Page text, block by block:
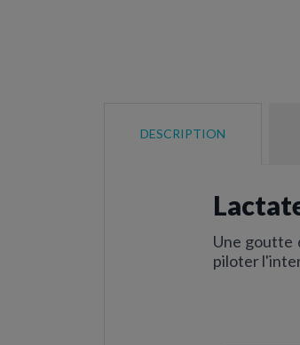
DESCRIPTION
Une goutte
piloter